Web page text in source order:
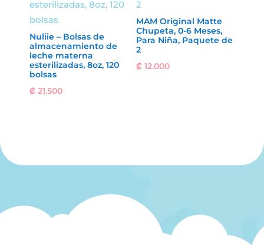
Nuliie – Bolsas de
almacenamiento de
leche materna
esterilizadas, 8oz, 120
bolsas
₡ 21.500
MAM Original Matte
Chupeta, 0-6 Meses,
Para Niña, Paquete de
2
₡12.000